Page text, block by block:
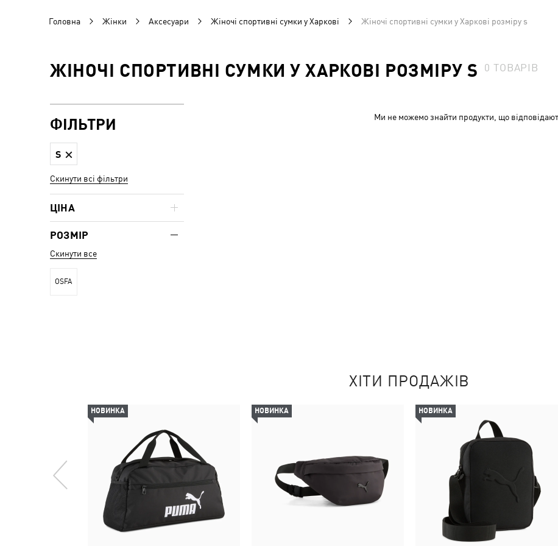
Головна Жінки Аксесуари Жіночі спортивні сумки у Харкові Жіночі спортивні сумки у Харкові розміру s
ЖІНОЧІ СПОРТИВНІ СУМКИ У ХАРКОВІ РОЗМІРУ S 0ТОВАРІВ
Ми не можемо знайти продукти, що
ФІЛЬТРИ
S
Скинути всі фільтри
ЦІНА
РОЗМІР
Скинути все
OSFA
ХІТИ ПРОДАЖІВ
НОВИНКА НОВИНКА НОВИНКА